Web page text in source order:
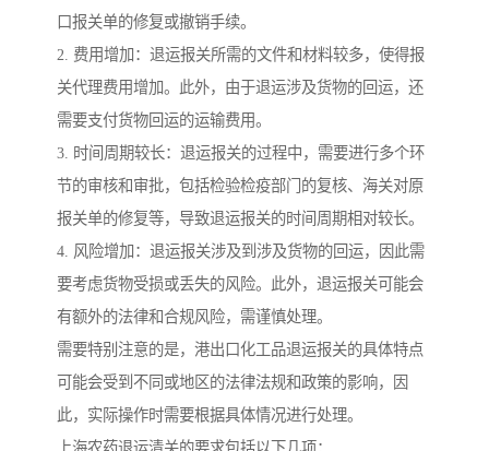
口报关单的修复或撤销手续。
2. 费用增加：退运报关所需的文件和材料较多，使得报
关代理费用增加。此外，由于退运涉及货物的回运，还
需要支付货物回运的运输费用。
3. 时间周期较长：退运报关的过程中，需要进行多个环
节的审核和审批，包括检验检疫部门的复核、海关对原
报关单的修复等，导致退运报关的时间周期相对较长。
4. 风险增加：退运报关涉及到涉及货物的回运，因此需
要考虑货物受损或丢失的风险。此外，退运报关可能会
有额外的法律和合规风险，需谨慎处理。
需要特别注意的是，港出口化工品退运报关的具体特点
可能会受到不同或地区的法律法规和政策的影响，因
此，实际操作时需要根据具体情况进行处理。